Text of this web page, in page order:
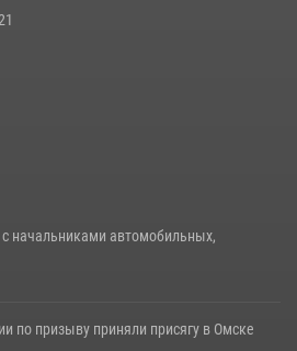
сдачи оружия в Омской
начальниками автомобильных,
по призыву приняли присягу в Омске